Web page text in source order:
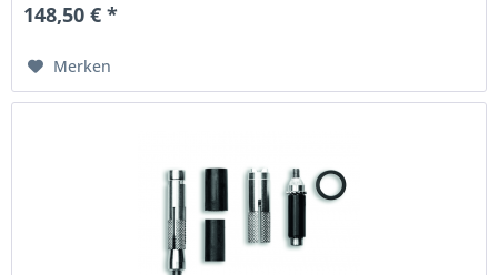
148,50 € *
Merken